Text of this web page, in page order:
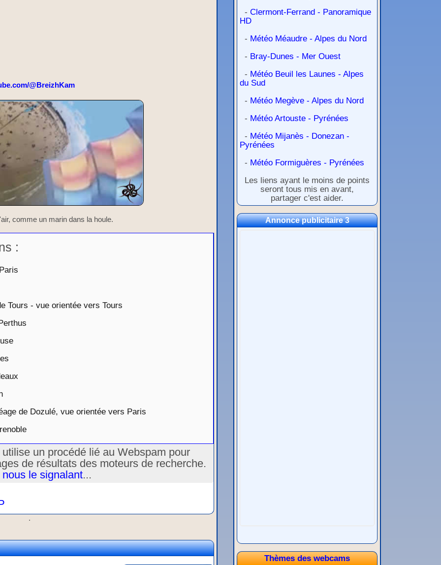
@BreizhKam
comme un marin dans la houle.
:
Tours - vue orientée vers Tours
de Dozulé, vue orientée vers Paris
un procédé lié au Webspam pour
de résultats des moteurs de recherche.
le signalant...
.
- Clermont-Ferrand - Panoramique
HD
- Météo Méaudre - Alpes du Nord
- Bray-Dunes - Mer Ouest
- Météo Beuil les Launes - Alpes
du Sud
- Météo Megève - Alpes du Nord
- Météo Artouste - Pyrénées
- Météo Mijanès - Donezan -
Pyrénées
- Météo Formiguères - Pyrénées
Les liens ayant le moins de points
seront tous mis en avant,
partager c'est aider.
Annonce publicitaire 3
Thèmes des webcams